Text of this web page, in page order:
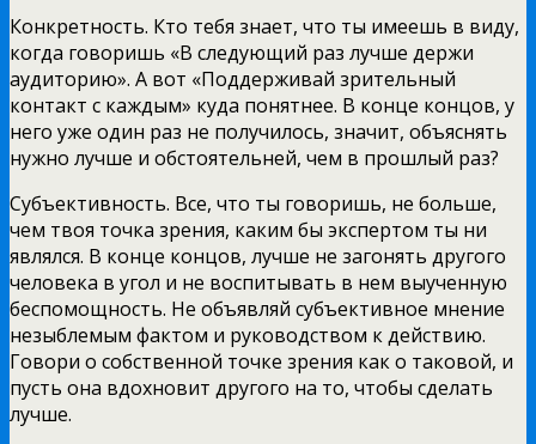
Конкретность. Кто тебя знает, что ты имеешь в виду,
когда говоришь «В следующий раз лучше держи
аудиторию». А вот «Поддерживай зрительный
контакт с каждым» куда понятнее. В конце концов, у
него уже один раз не получилось, значит, объяснять
нужно лучше и обстоятельней, чем в прошлый раз?
Субъективность. Все, что ты говоришь, не больше,
чем твоя точка зрения, каким бы экспертом ты ни
являлся. В конце концов, лучше не загонять другого
человека в угол и не воспитывать в нем выученную
беспомощность. Не объявляй субъективное мнение
незыблемым фактом и руководством к действию.
Говори о собственной точке зрения как о таковой, и
пусть она вдохновит другого на то, чтобы сделать
лучше.